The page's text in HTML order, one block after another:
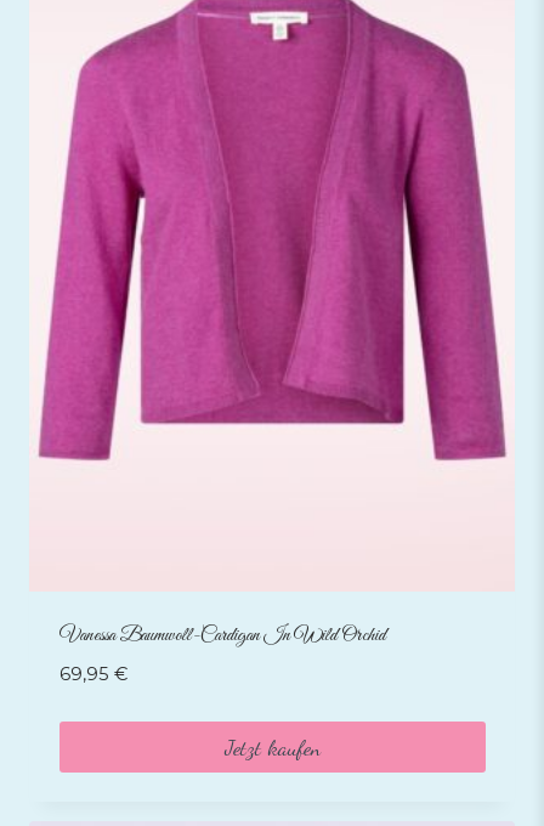
Vanessa Baumwoll-Cardigan In Wild Orchid
69,95 €
Jetzt kaufen